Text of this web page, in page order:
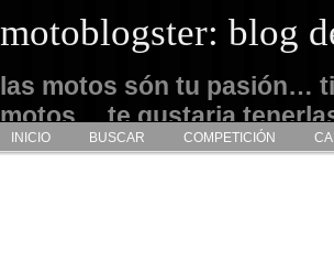
motoblogster: blog
las motos són tu pasión…
motos… te gustaria
admirarlas… este es tu sitio
INICIO BUSCAR COMPETICIÓN